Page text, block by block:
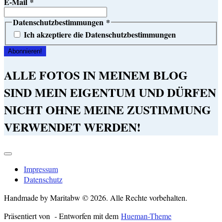
Datenschutzbestimmungen *
Ich akzeptiere die Datenschutzbestimmungen
ALLE FOTOS IN MEINEM BLOG
SIND MEIN EIGENTUM UND DÜRFEN
NICHT OHNE MEINE ZUSTIMMUNG
VERWENDET WERDEN!
Impressum
Datenschutz
Handmade by Maritabw © 2026. Alle Rechte vorbehalten.
Präsentiert von - Entworfen mit dem Hueman-Theme